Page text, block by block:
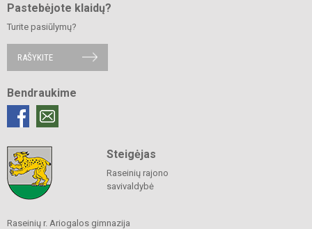
Pastebėjote klaidų?
Turite pasiūlymų?
RAŠYKITE
Bendraukime
Steigėjas
Raseinių rajono
savivaldybė
Raseinių r. Ariogalos gimnazija